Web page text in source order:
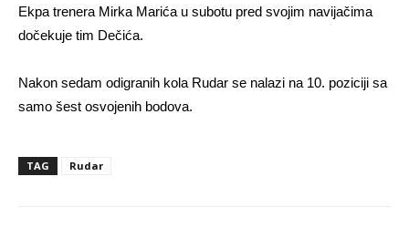
Ekpa trenera Mirka Marića u subotu pred svojim navijačima
dočekuje tim Dečića.
Nakon sedam odigranih kola Rudar se nalazi na 10. poziciji sa
samo šest osvojenih bodova.
TAG Rudar